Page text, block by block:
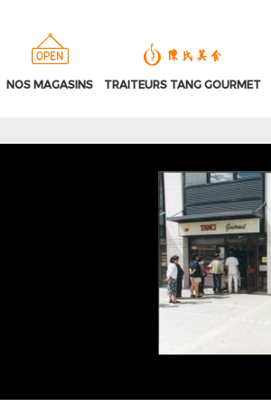
NOS MAGASINS TRAITEURS TANG GOURMET